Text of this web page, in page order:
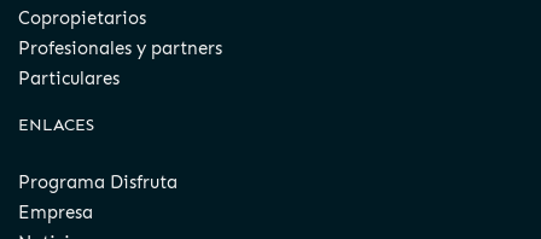
Copropietarios
Profesionales y partners
Particulares
ENLACES
Programa Disfruta
Empresa